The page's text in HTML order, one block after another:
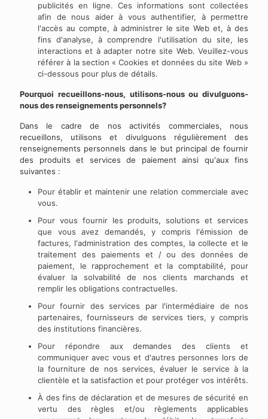
publicités en ligne. Ces informations sont collectées
afin de nous aider à vous authentifier, à permettre
l'accès au compte, à administrer le site Web et, à des
fins d'analyse, à comprendre l'utilisation du site, les
interactions et à adapter notre site Web. Veuillez-vous
référer à la section « Cookies et données du site Web »
ci-dessous pour plus de détails.
Pourquoi recueillons-nous, utilisons-nous ou divulguons-
nous des renseignements personnels?
Dans le cadre de nos activités commerciales, nous
recueillons, utilisons et divulguons régulièrement des
renseignements personnels dans le but principal de fournir
des produits et services de paiement ainsi qu'aux fins
suivantes :
Pour établir et maintenir une relation commerciale avec
vous.
Pour vous fournir les produits, solutions et services
que vous avez demandés, y compris l'émission de
factures, l'administration des comptes, la collecte et le
traitement des paiements et / ou des données de
paiement, le rapprochement et la comptabilité, pour
évaluer la solvabilité de nos clients marchands et
remplir les obligations contractuelles.
Pour fournir des services par l'intermédiaire de nos
partenaires, fournisseurs de services tiers, y compris
des institutions financières.
Pour répondre aux demandes des clients et
communiquer avec vous et d'autres personnes lors de
la fourniture de nos services, évaluer le service à la
clientèle et la satisfaction et pour protéger vos intérêts.
À des fins de déclaration et de mesures de sécurité en
vertu des règles et/ou règlements applicables